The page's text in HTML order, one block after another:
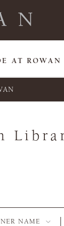
AT ROWAN
NAME